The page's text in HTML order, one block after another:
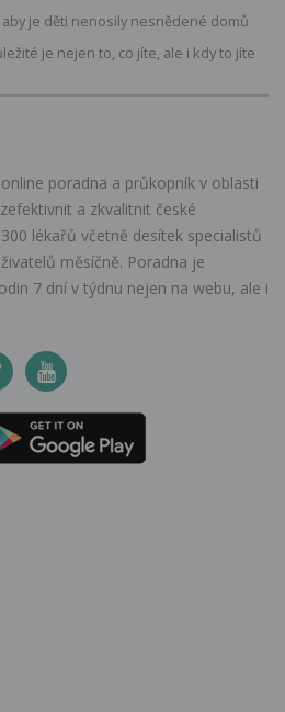
aby je děti nenosily nesnědené domů
je nejen to, co jíte, ale i kdy to jíte
poradna a průkopník v oblasti
a zkvalitnit české
lékařů včetně desítek specialistů
měsíčně. Poradna je
7 dní v týdnu nejen na webu, ale i